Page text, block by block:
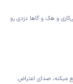
و هک و گاها دزدی رو
میکنه، صدای اعتراض